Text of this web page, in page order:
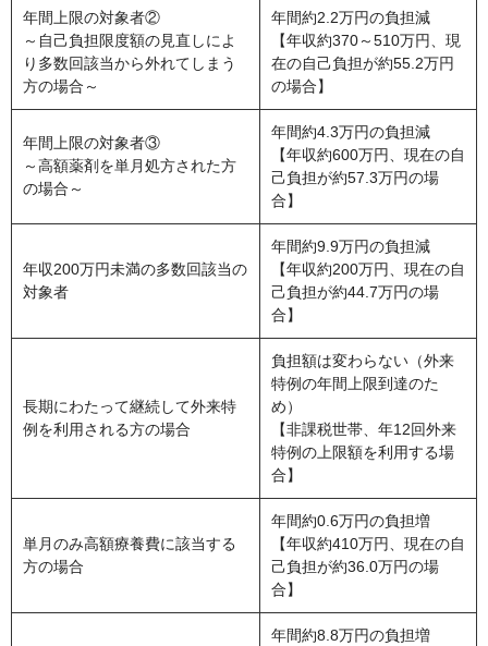
年間上限の対象者②
～自己負担限度額の見直しによ
り多数回該当から外れてしまう
方の場合～
年間約2.2万円の負担減
【年収約370～510万円、現
在の自己負担が約55.2万円
の場合】
年間上限の対象者③
～高額薬剤を単月処方された方
の場合～
年間約4.3万円の負担減
【年収約600万円、現在の自
己負担が約57.3万円の場
合】
年収200万円未満の多数回該当の
対象者
年間約9.9万円の負担減
【年収約200万円、現在の自
己負担が約44.7万円の場
合】
長期にわたって継続して外来特
例を利用される方の場合
負担額は変わらない（外来
特例の年間上限到達のた
め）
【非課税世帯、年12回外来
特例の上限額を利用する場
合】
単月のみ高額療養費に該当する
方の場合
年間約0.6万円の負担増
【年収約410万円、現在の自
己負担が約36.0万円の場
合】
年間約8.8万円の負担増